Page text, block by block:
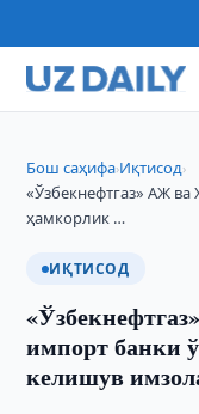
Бош саҳифа›Иқтисод›
«Ўзбекнефтгаз» АЖ
ҳамкорлик …
ИҚТИСОД
импорт банки
келишув